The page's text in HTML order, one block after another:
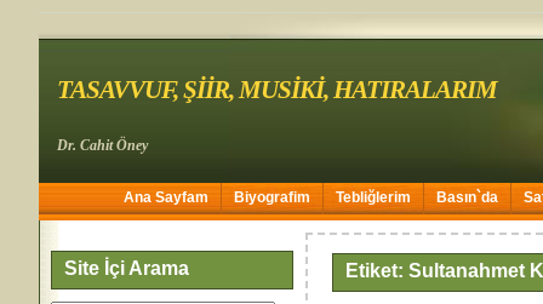
TASAVVUF, ŞİİR, MUSİKİ, HATIRALARIM
Dr. Cahit Öney
Ana Sayfam Biyografim Tebliğlerim Basın`da
Site İçi Arama Etiket: Sultanahmet